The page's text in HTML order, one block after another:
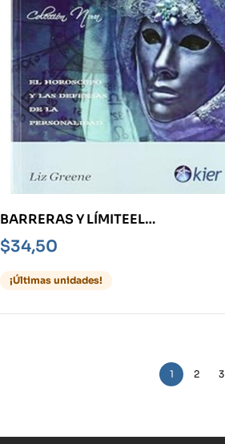
BARRERAS Y LÍMITEEL
HORÓSCOPO Y LAS DEFENSAS DE
PERSONALIDAD
$34,50
¡Últimas unidades!
1 2 3